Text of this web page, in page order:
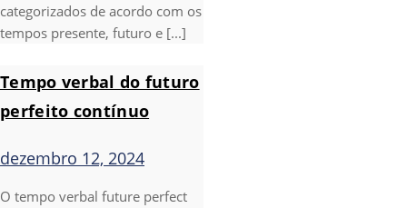
categorizados de acordo com os
tempos presente, futuro e [...]
Tempo verbal do futuro
perfeito contínuo
dezembro 12, 2024
O tempo verbal future perfect